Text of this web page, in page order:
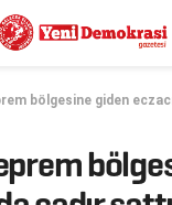
bölgesine giden